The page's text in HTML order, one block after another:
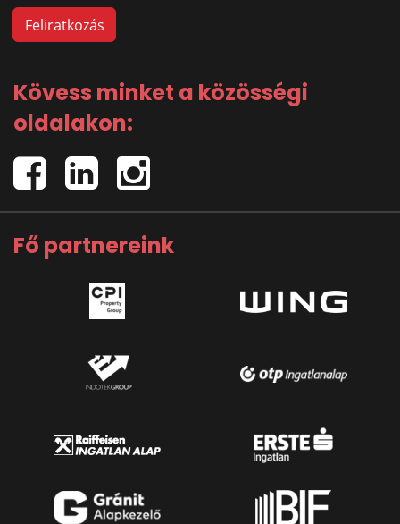
Kövess minket a közösségi
oldalakon:
Fő partnereink